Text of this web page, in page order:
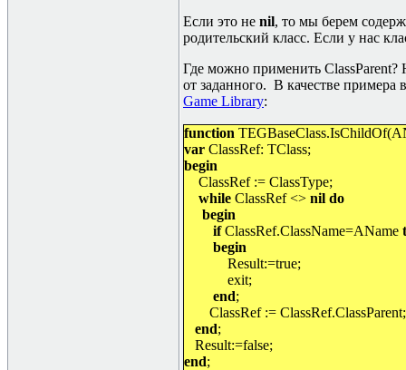
Если это не nil, то мы берем
родительский класс. Если у нас
Где можно применить ClassParent?
от заданного. В качестве примера
Game Library:
function
var ClassRef: TClass;
begin
ClassRef := ClassType;
while ClassRef <> nil do
begin
ifClassRef.ClassName=AName
begin
Result:=true;
exit;
end;
ClassRef := ClassRef.ClassParent;
end;
Result:=false;
end;